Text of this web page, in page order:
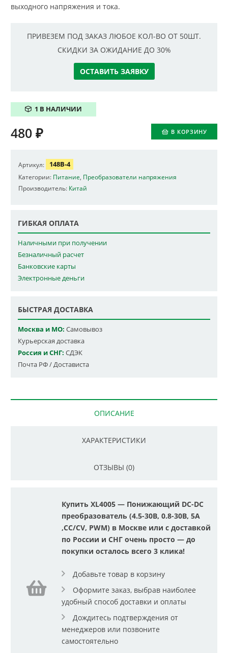
выходного напряжения и тока.
ПРИВЕЗЕМ ПОД ЗАКАЗ ЛЮБОЕ КОЛ-ВО ОТ 50ШТ.
СКИДКИ ЗА ОЖИДАНИЕ ДО 30%
ОСТАВИТЬ ЗАЯВКУ
1 В НАЛИЧИИ
В КОРЗИНУ
480 ₽
Артикул: 148B-4
Категории: Питание Преобразователи напряжения
Производитель: Китай
ГИБКАЯ ОПЛАТА
Наличными при получении
Безналичный расчет
Банковские карты
Электронные деньги
БЫСТРАЯ ДОСТАВКА
Москва и МО: Самовывоз
Курьерская доставка
Россия и СНГ: СДЭК
Почта РФ / Достависта
ОПИСАНИЕ
ХАРАКТЕРИСТИКИ
ОТЗЫВЫ (0)
Купить XL4005 — Понижающий DC-DC
преобразователь (4.5-30В, 0.8-30В, 5А
,CC/CV, PWM) в Москве или с доставкой
по России и СНГ очень просто — до
покупки осталось всего 3 клика!
Добавьте товар в корзину
Оформите заказ, выбрав наиболее
удобный способ доставки и оплаты
Дождитесь подтверждения от
менеджеров или позвоните
самостоятельно